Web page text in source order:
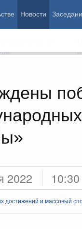
Новости
2022 10:30
достижений и массовый
Правительства